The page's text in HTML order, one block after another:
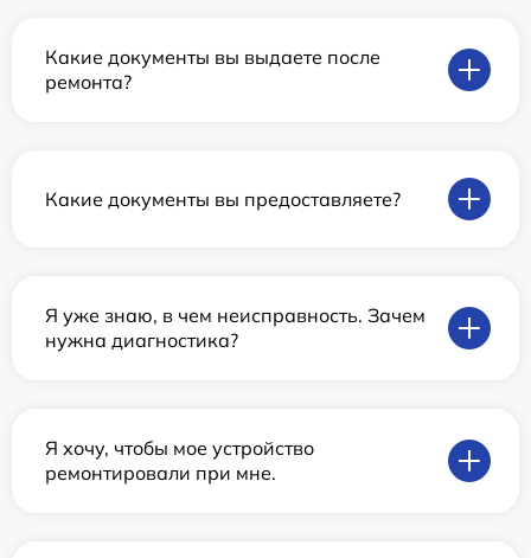
Какие документы вы выдаете после
ремонта?
Какие документы вы предоставляете?
Я уже знаю, в чем неисправность. Зачем
нужна диагностика?
Я хочу, чтобы мое устройство
ремонтировали при мне.